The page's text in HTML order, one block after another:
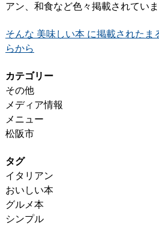
アン、和食など色々掲載されてい
そんな 美味しい本 に掲載されたま
らから
カテゴリー
その他
メディア情報
メニュー
松阪市
タグ
イタリアン
おいしい本
グルメ本
シンプル